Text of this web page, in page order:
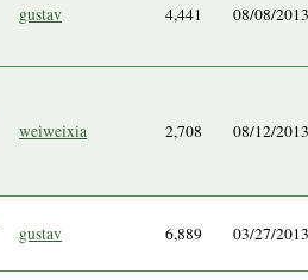
gustav 4,441 08/08/
weiweixia 2,708 08/12/
gustav 6,889 03/27/